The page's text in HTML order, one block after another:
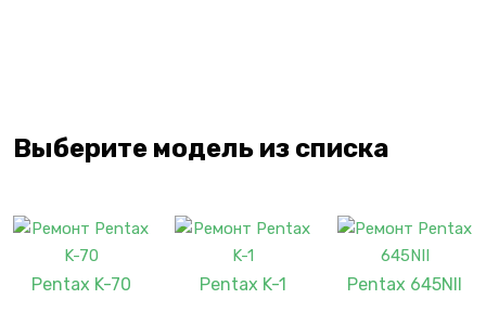
Выберите модель из списка
Pentax K-70 Pentax K-1 Pentax 645NII